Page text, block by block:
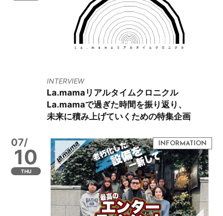
INTERVIEW
La.mamaリアルタイムクロニクル
La.mamaで過ぎた時間を振り返り、
未来に積み上げていくための特集企画
07/
10
THU